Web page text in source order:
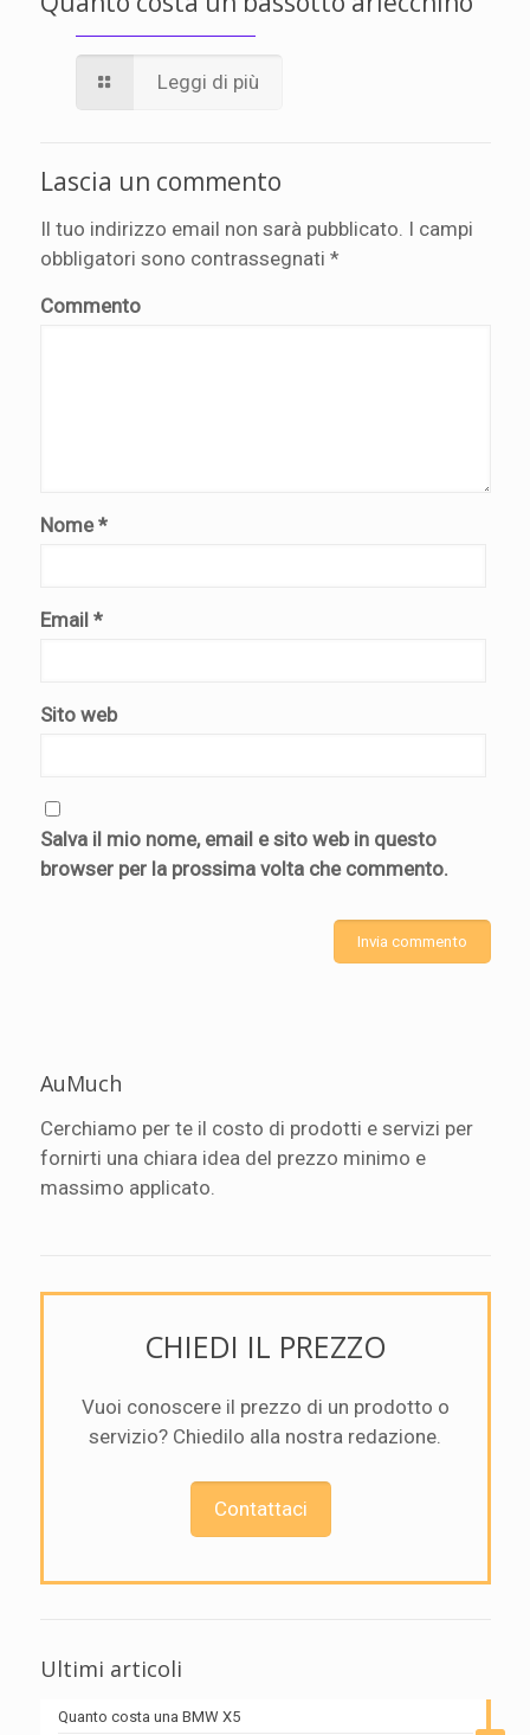
Leggi di più
Lascia un commento
Il tuo indirizzo email non sarà pubblicato. I campi
obbligatori sono contrassegnati *
Commento
Nome*
Email *
Sito web
Salva il mio nome, email e sito web in questo
browser per la prossima volta che commento.
AuMuch
Cerchiamo per te il costo di prodotti e servizi per
fornirti una chiara idea del prezzo minimo e
massimo applicato.
CHIEDI IL PREZZO
Vuoi conoscere il prezzo di un prodotto o
servizio? Chiedilo alla nostra redazione.
Contattaci
Ultimi articoli
Quanto costa una BMW X5